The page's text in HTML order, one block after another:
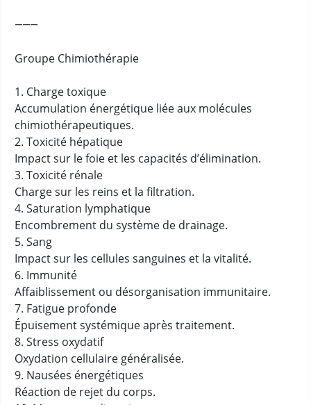
⸻
Groupe Chimiothérapie
1. Charge toxique
Accumulation énergétique liée aux molécules
chimiothérapeutiques.
2. Toxicité hépatique
Impact sur le foie et les capacités d’élimination.
3. Toxicité rénale
Charge sur les reins et la filtration.
4. Saturation lymphatique
Encombrement du système de drainage.
5. Sang
Impact sur les cellules sanguines et la vitalité.
6. Immunité
Affaiblissement ou désorganisation immunitaire.
7. Fatigue profonde
Épuisement systémique après traitement.
8. Stress oxydatif
Oxydation cellulaire généralisée.
9. Nausées énergétiques
Réaction de rejet du corps.